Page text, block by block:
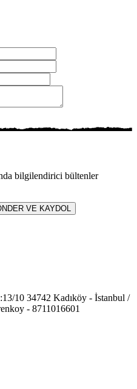
bilgilendirici bültenler
VE KAYDOL
10 34742 Kadıköy - İstanbul /
- 8711016601